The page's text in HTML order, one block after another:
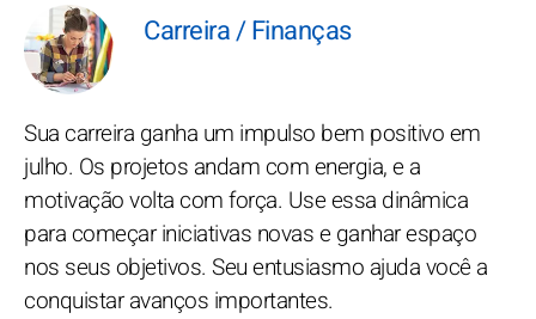
Carreira / Finanças
Sua carreira ganha um impulso bem positivo em
julho. Os projetos andam com energia, e a
motivação volta com força. Use essa dinâmica
para começar iniciativas novas e ganhar espaço
nos seus objetivos. Seu entusiasmo ajuda você a
conquistar avanços importantes.